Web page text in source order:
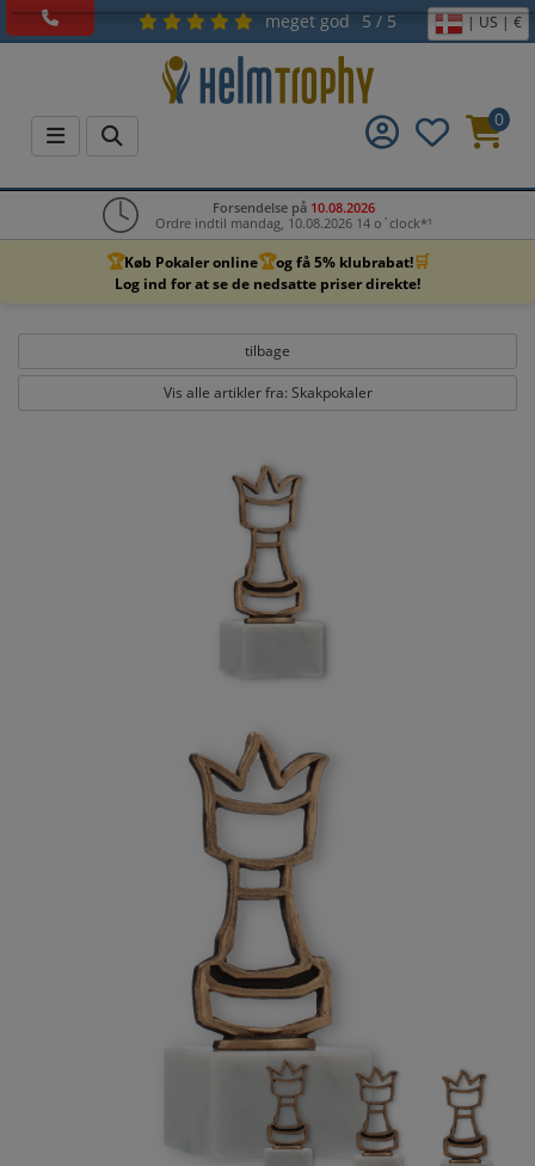
meget god 5 / 5 | US | €
0
Forsendelse på 10.08.2026
Ordre indtil mandag, 10.08.2026 14 o`clock*¹
🏆Køb Pokaler online🏆og få 5% klubrabat!🛒
Log ind for at se de nedsatte priser direkte!
tilbage
Vis alle artikler fra: Skakpokaler